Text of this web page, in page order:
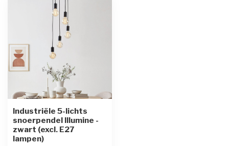
Industriële 5-lichts
snoerpendel Illumine -
zwart (excl. E27
lampen)